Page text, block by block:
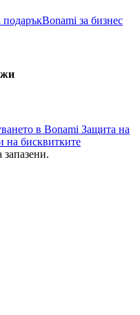
подаръкBonami за бизнес
в Bonami Защита на
на бисквитките